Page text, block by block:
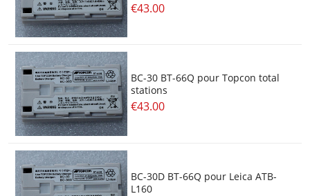
€43.00
BC-30 BT-66Q pour Topcon total
stations
€43.00
BC-30D BT-66Q pour Leica ATB-
L160